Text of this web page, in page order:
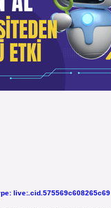
live:.cid.575569c608265c69